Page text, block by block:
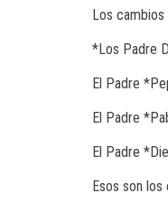
Los
*Los Padre
El Padre
El Padre
El Padre
Esos son